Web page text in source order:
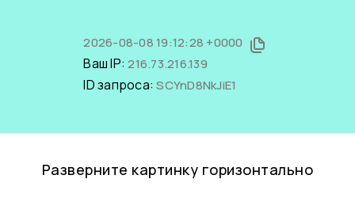
2026-08-08 19:12:28 +0000
Ваш IP:216.73.216.139
ID запроса:SCYnD8NkJiE1
Разверните картинку горизонтально